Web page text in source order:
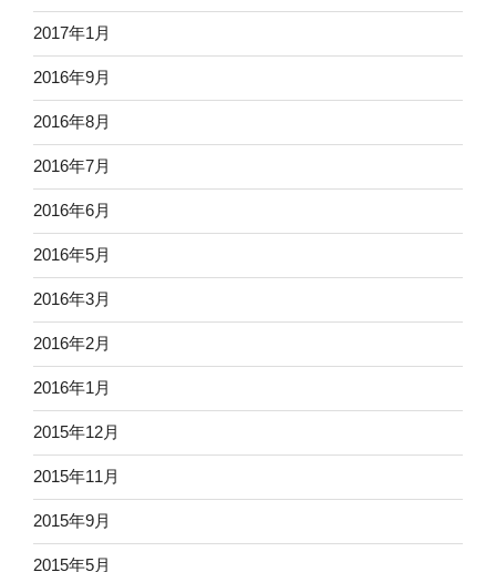
2017年1月
2016年9月
2016年8月
2016年7月
2016年6月
2016年5月
2016年3月
2016年2月
2016年1月
2015年12月
2015年11月
2015年9月
2015年5月